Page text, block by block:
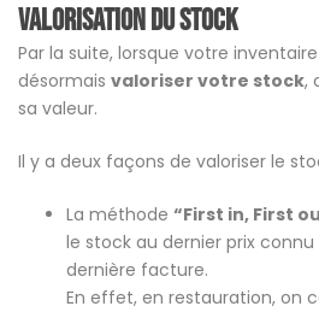
Valorisation du stock
Par la suite, lorsque votre
désormais valoriser votre stock,
sa valeur.
Il y a deux façons de valoriser le
La méthode “First in, First
le stock au dernier prix
dernière facture.
En effet, en restauration, on